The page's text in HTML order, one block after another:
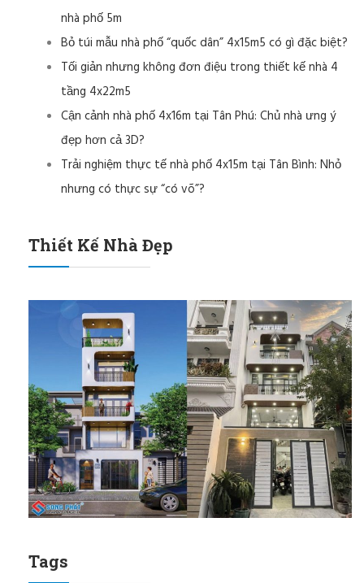
nhà phố 5m
Bỏ túi mẫu nhà phố “quốc dân” 4x15m5 có gì đặc biệt?
Tối giản nhưng không đơn điệu trong thiết kế nhà 4
tầng 4x22m5
Cận cảnh nhà phố 4x16m tại Tân Phú: Chủ nhà ưng ý
đẹp hơn cả 3D?
Trải nghiệm thực tế nhà phố 4x15m tại Tân Bình: Nhỏ
nhưng có thực sự “có võ”?
Thiết Kế Nhà Đẹp
Tags